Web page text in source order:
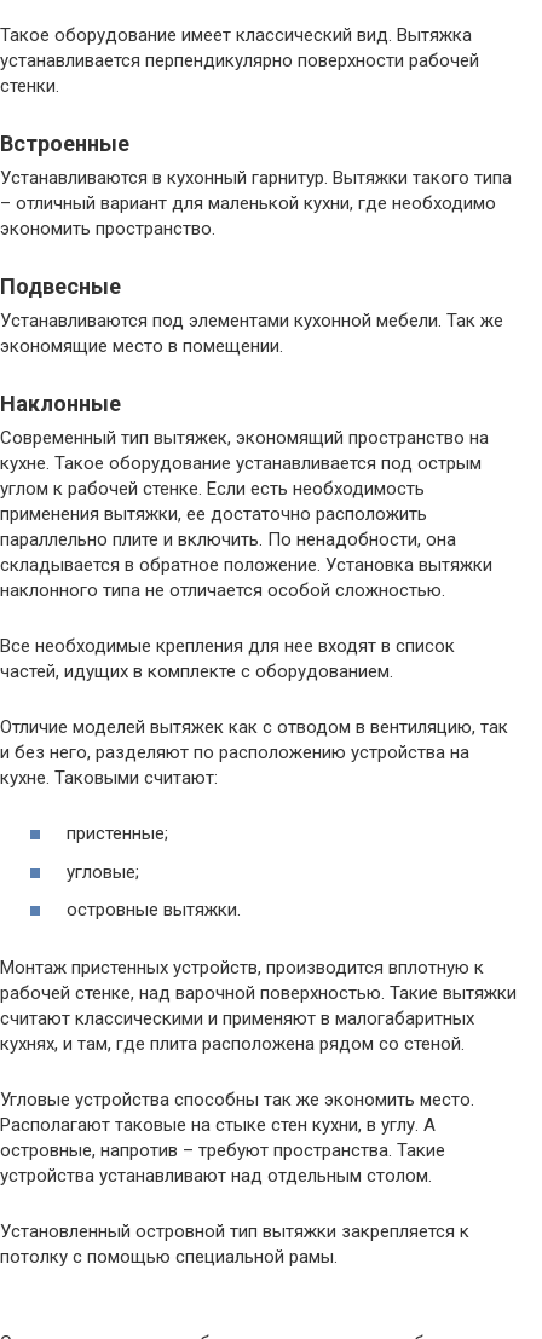
Такое оборудование имеет классический вид. Вытяжка
устанавливается перпендикулярно поверхности рабочей
стенки.
Встроенные
Устанавливаются в кухонный гарнитур. Вытяжки такого типа
– отличный вариант для маленькой кухни, где необходимо
экономить пространство.
Подвесные
Устанавливаются под элементами кухонной мебели. Так же
экономящие место в помещении.
Наклонные
Современный тип вытяжек, экономящий пространство на
кухне. Такое оборудование устанавливается под острым
углом к рабочей стенке. Если есть необходимость
применения вытяжки, ее достаточно расположить
параллельно плите и включить. По ненадобности, она
складывается в обратное положение. Установка вытяжки
наклонного типа не отличается особой сложностью.
Все необходимые крепления для нее входят в список
частей, идущих в комплекте с оборудованием.
Отличие моделей вытяжек как с отводом в вентиляцию, так
и без него, разделяют по расположению устройства на
кухне. Таковыми считают:
пристенные;
угловые;
островные вытяжки.
Монтаж пристенных устройств, производится вплотную к
рабочей стенке, над варочной поверхностью. Такие вытяжки
считают классическими и применяют в малогабаритных
кухнях, и там, где плита расположена рядом со стеной.
Угловые устройства способны так же экономить место.
Располагают таковые на стыке стен кухни, в углу. А
островные, напротив – требуют пространства. Такие
устройства устанавливают над отдельным столом.
Установленный островной тип вытяжки закрепляется к
потолку с помощью специальной рамы.